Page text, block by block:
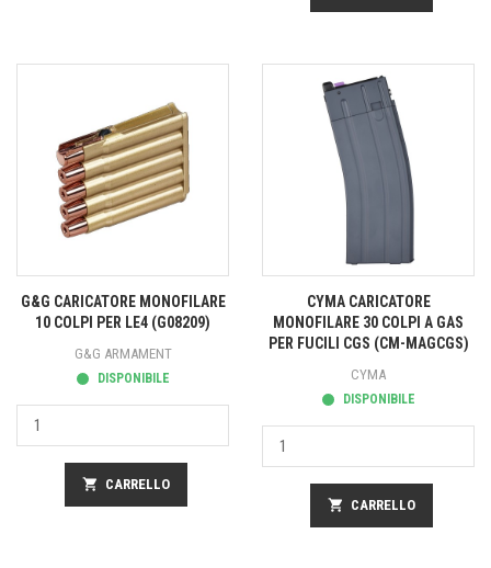
G&G CARICATORE MONOFILARE
10 COLPI PER LE4 (G08209)
G&G ARMAMENT
DISPONIBILE
shopping_cart CARRELLO
CYMA CARICATORE
MONOFILARE 30 COLPI A GAS
PER FUCILI CGS (CM-MAGCGS)
CYMA
DISPONIBILE
shopping_cart CARRELLO